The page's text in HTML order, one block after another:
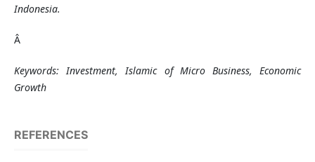
Indonesia.
Â
Keywords: Investment, Islamic of Micro Business, Economic
Growth
REFERENCES